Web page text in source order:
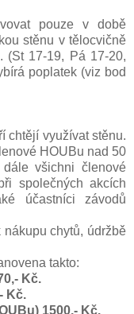
pouze v době
stěnu v tělocvičně
(St 17-19, Pá 17-20,
poplatek (viz bod
chtějí využívat stěnu.
HOUBu nad 50
všichni členové
společných akcích
účastníci závodů
chytů, údržbě
takto:
Kč.
Kč.
1500,- Kč.